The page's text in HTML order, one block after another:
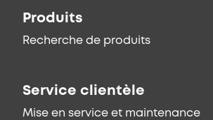
Produits
Recherche de produits
Service clientèle
Mise en service et maintenance